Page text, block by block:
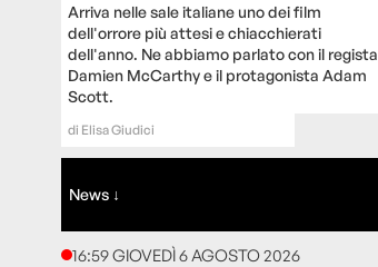
Arriva nelle sale italiane uno dei film
dell'orrore più attesi e chiacchierati
dell'anno. Ne abbiamo parlato con il regista
Damien McCarthy e il protagonista Adam
Scott.
di Elisa Giudici
News ↓
16:59 GIOVEDÌ 6 AGOSTO 2026